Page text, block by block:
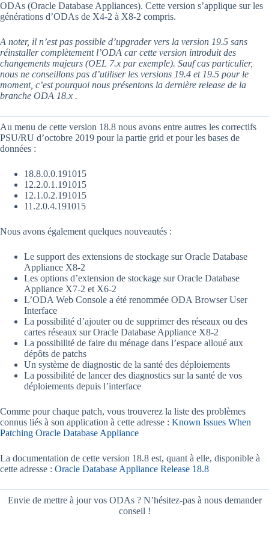
ODAs (Oracle Database Appliances). Cette version s’applique sur les
générations d’ODAs de X4-2 à X8-2 compris.
A noter, il n’est pas possible d’upgrader vers la version 19.5 sans
réinstaller complètement l’ODA car cette version introduit des
changements majeurs (OEL 7.x par exemple). Sauf cas particulier,
nous ne conseillons pas d’utiliser les versions 19.4 et 19.5 pour le
moment, c’est pourquoi nous présentons la dernière release de la
branche ODA 18.x .
Au menu de cette version 18.8 nous avons entre autres les correctifs
PSU/RU d’octobre 2019 pour la partie grid et pour les bases de
données :
18.8.0.0.191015
12.2.0.1.191015
12.1.0.2.191015
11.2.0.4.191015
Nous avons également quelques nouveautés :
Le support des extensions de stockage sur Oracle Database
Appliance X8-2
Les options d’extension de stockage sur Oracle Database
Appliance X7-2 et X6-2
L’ODA Web Console a été renommée ODA Browser User
Interface
La possibilité d’ajouter ou de supprimer des réseaux ou des
cartes réseaux sur Oracle Database Appliance X8-2
La possibilité de faire du ménage dans l’espace alloué aux
dépôts de patchs
Un système de diagnostic de la santé des déploiements
La possibilité de lancer des diagnostics sur la santé de vos
déploiements depuis l’interface
Comme pour chaque patch, vous trouverez la liste des problèmes
connus liés à son application à cette adresse : Known Issues When
Patching Oracle Database Appliance
La documentation de cette version 18.8 est, quant à elle, disponible à
cette adresse : Oracle Database Appliance Release 18.8
Envie de mettre à jour vos ODAs ? N’hésitez-pas à nous demander
conseil !